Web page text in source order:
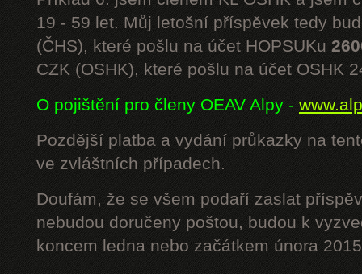
19 - 59 let. Můj letošní příspěvek tedy
(ČHS), které pošlu na účet HOPSUKu
CZK (OSHK), které pošlu na účet OSHK
O pojištění pro členy OEAV Alpy -
Pozdější platba a vydání průkazky na
ve zvláštních případech.
Doufám, že se všem podaří zaslat
nebudou doručeny poštou, budou k
koncem ledna nebo začátkem února